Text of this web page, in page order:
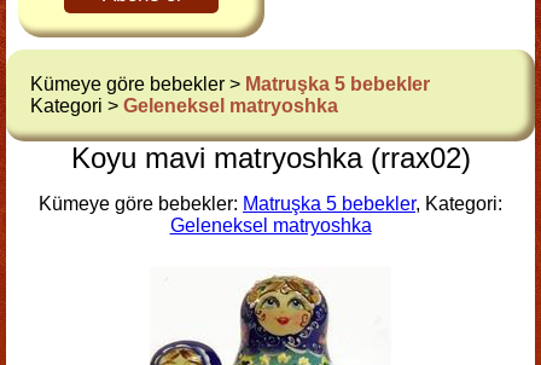
Kümeye göre bebekler > Matruşka 5 bebekler
Kategori > Geleneksel matryoshka
Koyu mavi matryoshka (rrax02)
Kümeye göre bebekler: Matruşka 5 bebekler, Kategori:
Geleneksel matryoshka